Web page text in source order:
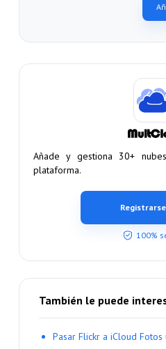
Añade y gestiona 30+
plataforma.
100%
También le puede
Pasar Flickr a iCloud